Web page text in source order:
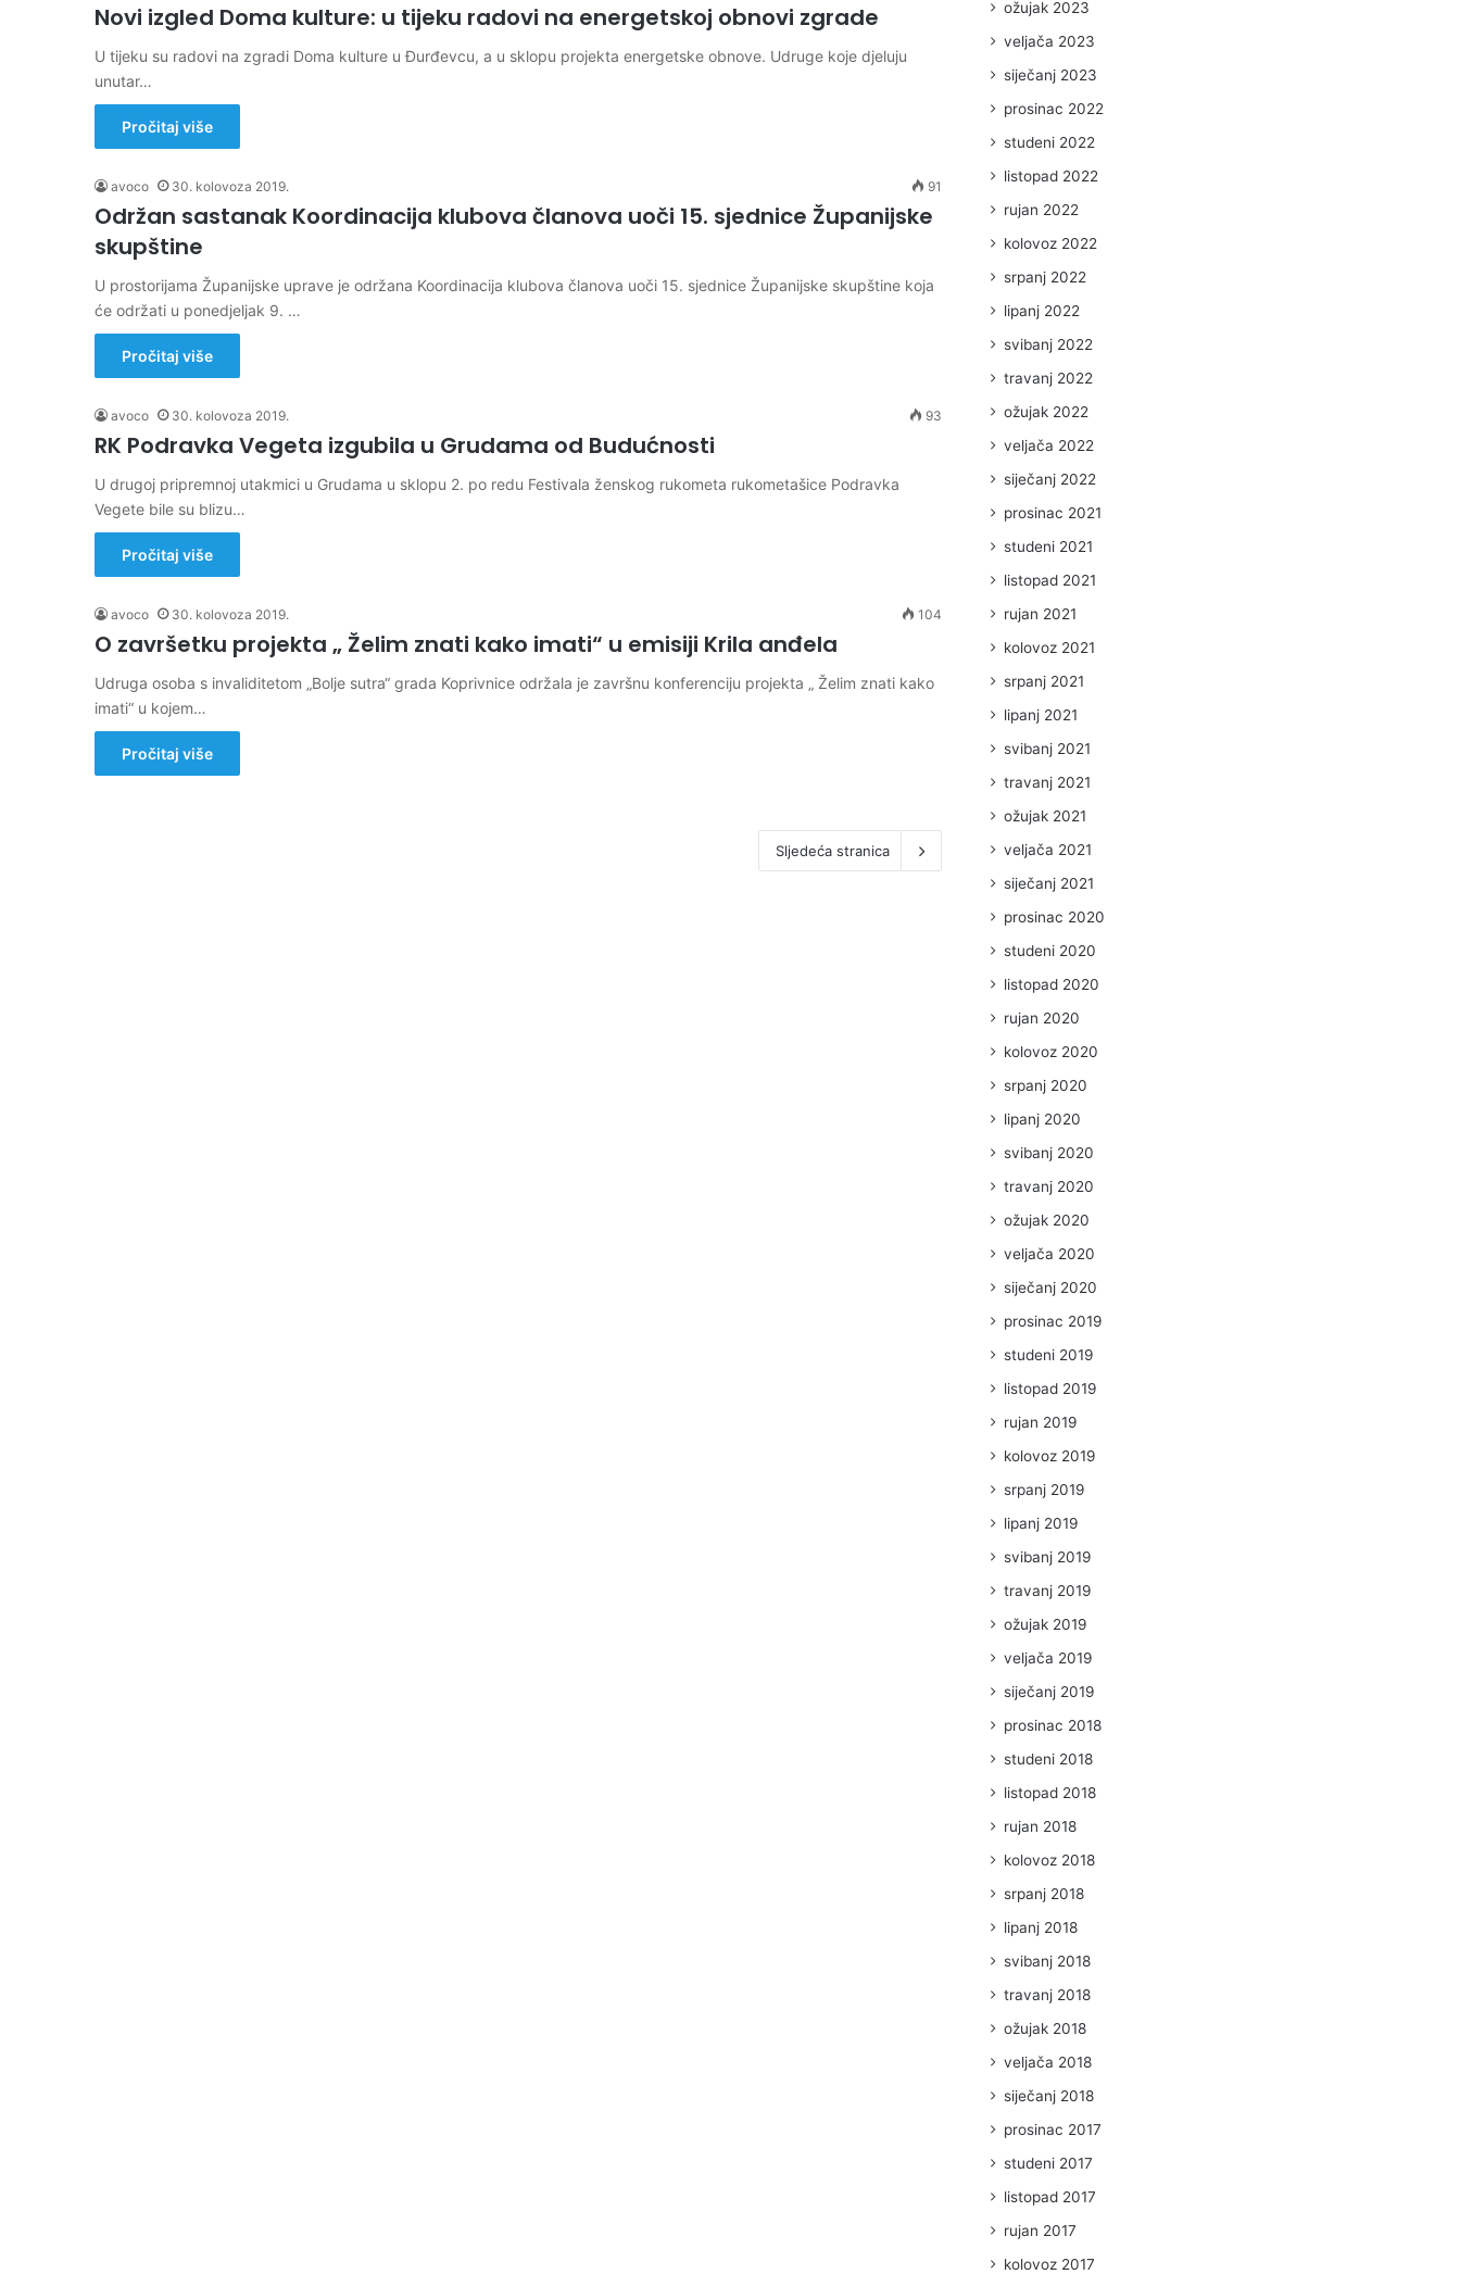
Novi izgled Doma kulture: u tijeku radovi na energetskoj obnovi zgrade
U tijeku su radovi na zgradi Doma kulture u Đurđevcu, a u sklopu projekta energetske obnove. Udruge koje djeluju
unutar…
Pročitaj više
avoco 30. kolovoza 2019. 91
Održan sastanak Koordinacija klubova članova uoči 15. sjednice Županijske
skupštine
U prostorijama Županijske uprave je održana Koordinacija klubova članova uoči 15. sjednice Županijske skupštine koja
će održati u ponedjeljak 9. …
Pročitaj više
avoco 30. kolovoza 2019. 93
RK Podravka Vegeta izgubila u Grudama od Budućnosti
U drugoj pripremnoj utakmici u Grudama u sklopu 2. po redu Festivala ženskog rukometa rukometašice Podravka
Vegete bile su blizu…
Pročitaj više
avoco 30. kolovoza 2019. 104
O završetku projekta „ Želim znati kako imati“ u emisiji Krila anđela
Udruga osoba s invaliditetom „Bolje sutra“ grada Koprivnice održala je završnu konferenciju projekta „ Želim znati kako
imati“ u kojem…
Pročitaj više
Sljedeća stranica
ožujak 2023
veljača 2023
siječanj 2023
prosinac 2022
studeni 2022
listopad 2022
rujan 2022
kolovoz 2022
srpanj 2022
lipanj 2022
svibanj 2022
travanj 2022
ožujak 2022
veljača 2022
siječanj 2022
prosinac 2021
studeni 2021
listopad 2021
rujan 2021
kolovoz 2021
srpanj 2021
lipanj 2021
svibanj 2021
travanj 2021
ožujak 2021
veljača 2021
siječanj 2021
prosinac 2020
studeni 2020
listopad 2020
rujan 2020
kolovoz 2020
srpanj 2020
lipanj 2020
svibanj 2020
travanj 2020
ožujak 2020
veljača 2020
siječanj 2020
prosinac 2019
studeni 2019
listopad 2019
rujan 2019
kolovoz 2019
srpanj 2019
lipanj 2019
svibanj 2019
travanj 2019
ožujak 2019
veljača 2019
siječanj 2019
prosinac 2018
studeni 2018
listopad 2018
rujan 2018
kolovoz 2018
srpanj 2018
lipanj 2018
svibanj 2018
travanj 2018
ožujak 2018
veljača 2018
siječanj 2018
prosinac 2017
studeni 2017
listopad 2017
rujan 2017
kolovoz 2017